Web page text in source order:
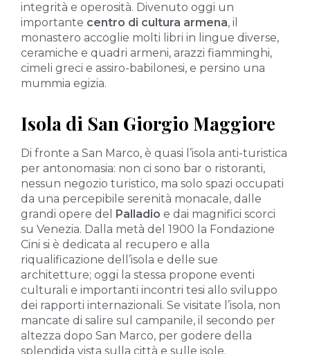
integrità e operosità. Divenuto oggi un
importante centro di cultura armena, il
monastero accoglie molti libri in lingue diverse,
ceramiche e quadri armeni, arazzi fiamminghi,
cimeli greci e assiro-babilonesi, e persino una
mummia egizia.
Isola di San Giorgio Maggiore
Di fronte a San Marco, è quasi l’isola anti-turistica
per antonomasia: non ci sono bar o ristoranti,
nessun negozio turistico, ma solo spazi occupati
da una percepibile serenità monacale, dalle
grandi opere del
Palladio e dai magnifici scorci
su Venezia. Dalla metà del 1900 la Fondazione
Cini si è dedicata al recupero e alla
riqualificazione dell’isola e delle sue
architetture; oggi la stessa propone eventi
culturali e importanti incontri tesi allo sviluppo
dei rapporti internazionali. Se visitate l’isola, non
mancate di salire sul campanile, il secondo per
altezza dopo San Marco, per godere della
splendida vista sulla città e sulle isole.